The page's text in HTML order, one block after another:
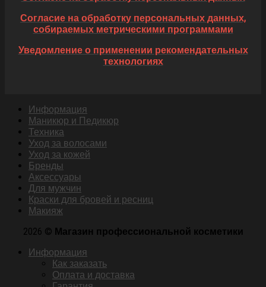
Согласие на обработку персональных данных,
собираемых метрическими программами
Уведомление о применении рекомендательных
технологиях
Информация
Маникюр и Педикюр
Техника
Уход за волосами
Уход за кожей
Бренды
Аксессуары
Для мужчин
Краски для бровей и ресниц
Макияж
2026 © Магазин профессиональной косметики
Информация
Как заказать
Оплата и доставка